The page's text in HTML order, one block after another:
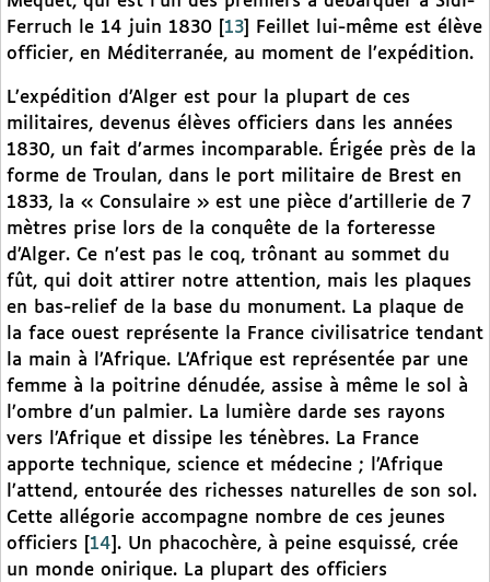
Ferruch le 14 juin 1830
13
Feillet lui-même est élève
officier, en Méditerranée, au moment de l’expédition.
L’expédition d’Alger est pour la plupart de ces
militaires, devenus élèves officiers dans les années
1830, un fait d’armes incomparable. Érigée près de la
forme de Troulan, dans le port militaire de Brest en
1833, la « Consulaire » est une pièce d’artillerie de 7
mètres prise lors de la conquête de la forteresse
d’Alger. Ce n’est pas le coq, trônant au sommet du
fût, qui doit attirer notre attention, mais les plaques
en bas-relief de la base du monument. La plaque de
la face ouest représente la France civilisatrice tendant
la main à l’Afrique. L’Afrique est représentée par une
femme à la poitrine dénudée, assise à même le sol à
l’ombre d’un palmier. La lumière darde ses rayons
vers l’Afrique et dissipe les ténèbres. La France
apporte technique, science et médecine ; l’Afrique
l’attend, entourée des richesses naturelles de son sol.
Cette allégorie accompagne nombre de ces jeunes
officiers
14 . Un phacochère, à peine esquissé, crée
un monde onirique. La plupart des officiers